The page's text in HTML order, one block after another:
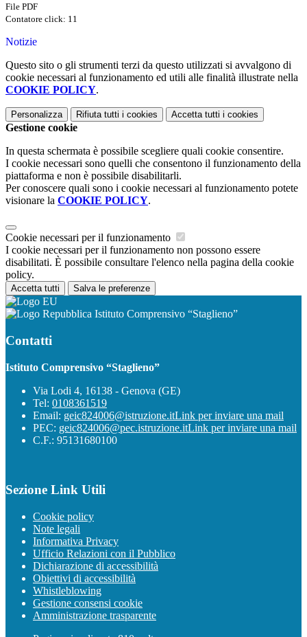
File PDF
Contatore click: 11
Notizie
Questo sito o gli strumenti terzi da questo utilizzati si avvalgono di
cookie necessari al funzionamento ed utili alle finalità illustrate nella
COOKIE POLICY.
Personalizza Rifiuta tutti i cookies Accetta tutti i cookies
Gestione cookie
In questa schermata è possibile scegliere quali cookie consentire.
I cookie necessari sono quelli che consentono il funzionamento della
piattaforma e non è possibile disabilitarli.
Per conoscere quali sono i cookie necessari al funzionamento potete
visionare la COOKIE POLICY.
Cookie necessari per il funzionamento
I cookie necessari per il funzionamento non possono essere
disabilitati. È possibile consultare l'elenco nella pagina della cookie
policy.
Accetta tutti Salva le preferenze
Istituto Comprensivo “Staglieno”
Contatti
Istituto Comprensivo “Staglieno”
Via Lodi 4, 16138 - Genova (GE)
Tel: 0108361519
Email: geic824006@istruzione.itLink per inviare una mail
PEC: geic824006@pec.istruzione.itLink per inviare una mail
C.F.: 95131680100
Sezione Link Utili
Cookie policy
Note legali
Informativa Privacy
Ufficio Relazioni con il Pubblico
Dichiarazione di accessibilità
Obiettivi di accessibilità
Whistleblowing
Gestione consensi cookie
Amministrazione trasparente